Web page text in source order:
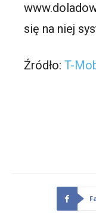
się na niej
Źródło:T-